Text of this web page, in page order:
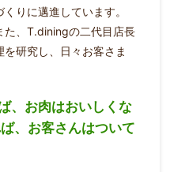
りに邁進しています。
た、T.diningの二代目店長
研究し、日々お客さま
、お肉はおいしくな
、お客さんはついて